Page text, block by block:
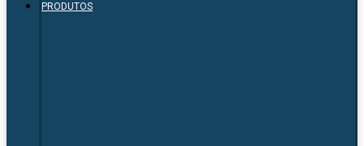
PRODUTOS